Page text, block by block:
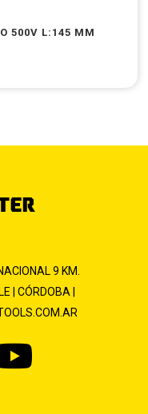
500V L:145 MM
9 KM.
| CÓRDOBA |